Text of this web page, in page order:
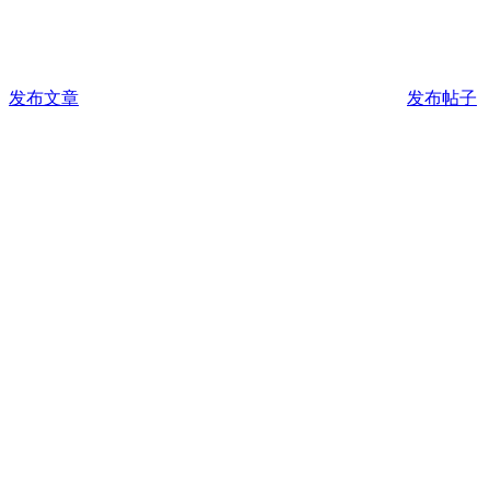
发布文章 发布帖子